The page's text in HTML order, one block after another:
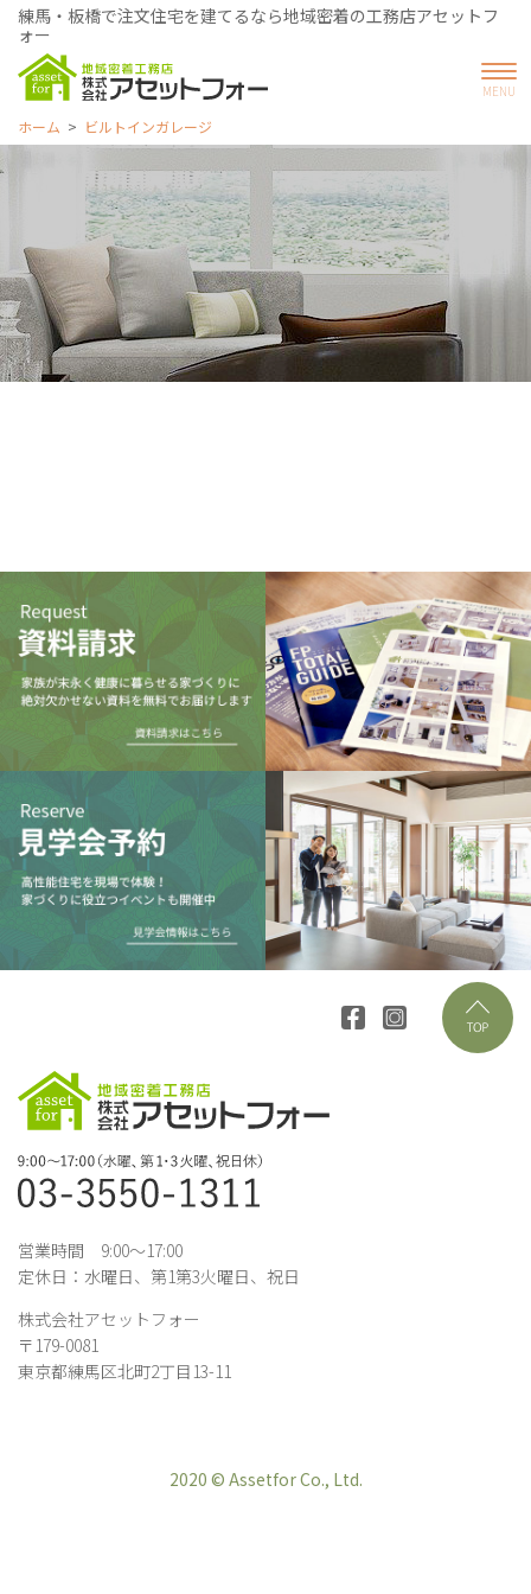
練馬・板橋で注文住宅を建てるなら地域密着の工務店アセットフ
ォー
ホーム ビルトインガレージ
営業時間 9:00～17:00
定休日：水曜日、第1第3火曜日、祝日
株式会社アセットフォー
〒179-0081
東京都練馬区北町2丁目13-11
2020 © Assetfor Co., Ltd.